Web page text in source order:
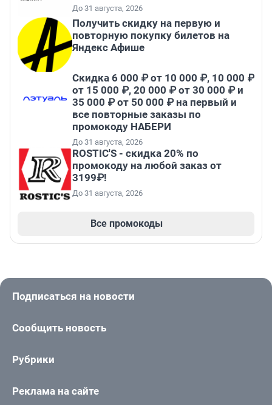
До 31 августа, 2026
Получить скидку на первую и
повторную покупку билетов на
Яндекс Афише
Скидка 6 000 ₽ от 10 000 ₽, 10 000 ₽
от 15 000 ₽, 20 000 ₽ от 30 000 ₽ и
35 000 ₽ от 50 000 ₽ на первый и
все повторные заказы по
промокоду НАБЕРИ
До 31 августа, 2026
ROSTIC'S - скидка 20% по
промокоду на любой заказ от
3199₽!
До 31 августа, 2026
Все промокоды
Подписаться на новости
Сообщить новость
Рубрики
Реклама на сайте